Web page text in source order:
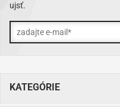
ujsť.
KATEGÓRIE